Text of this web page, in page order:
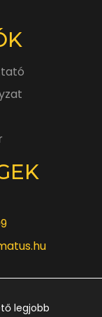
legjobb